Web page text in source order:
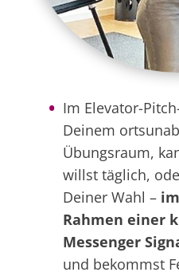
Im Elevator-
Deinem
Übungsraum,
willst täglich,
Deiner Wahl –
Rahmen einer
Messenger
und bekommst